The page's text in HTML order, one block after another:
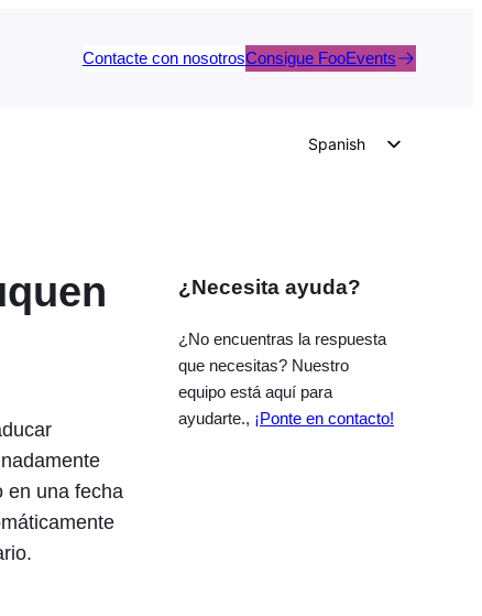
Contacte con nosotrosConsigue FooEvents
Spanish
Italian
French
Polish
en una fecha
¿Necesita ayuda?
¿No encuentras la respuesta
que necesitas? Nuestro
equipo está aquí para
ayudarte., ¡Ponte en contacto!